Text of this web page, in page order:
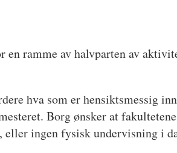
en ramme av halvparten av
hva som er hensiktsmessig
Borg ønsker at
eller ingen fysisk undervisning i